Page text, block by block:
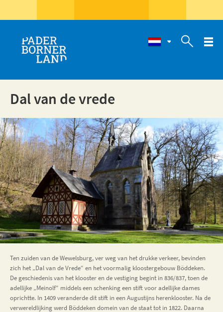

Dal van de vrede
Ten zuiden van de Wewelsburg, ver weg van het drukke verkeer, bevinden
zich het „Dal van de Vrede“ en het voormalig kloostergebouw Böddeken.
De geschiedenis van het klooster en de vestiging begint in 836/837, toen de
adellijke „Meinolf“ middels een schenking een stift voor adellijke dames
oprichtte. In 1409 veranderde dit stift in een Augustijns herenklooster. Na de
verwereldlijking werd Böddeken domein van de staat tot in 1822. Daarna